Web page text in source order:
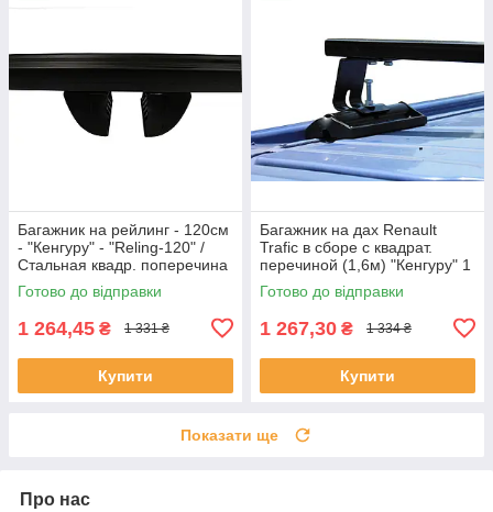
Багажник на рейлинг - 120cм
- "Кенгуру" - "Reling-120" /
Стальная квадр. поперечина
Готово до відправки
1 264,45 ₴ 1 331 ₴
Купити
Багажник на дах Renault
Trafic в сборе с квадрат.
перечиной (1,6м) "Кенгуру" 1
планка
Готово до відправки
1 267,30 ₴ 1 334 ₴
Купити
Показати ще
Про нас